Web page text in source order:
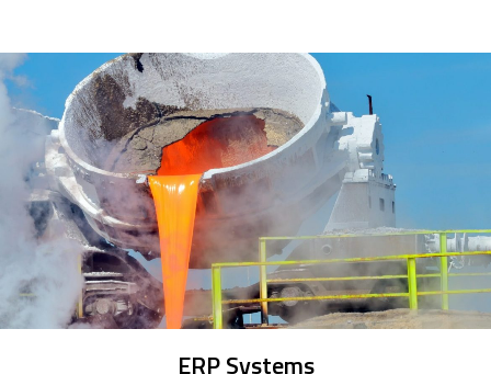
ERP Systems